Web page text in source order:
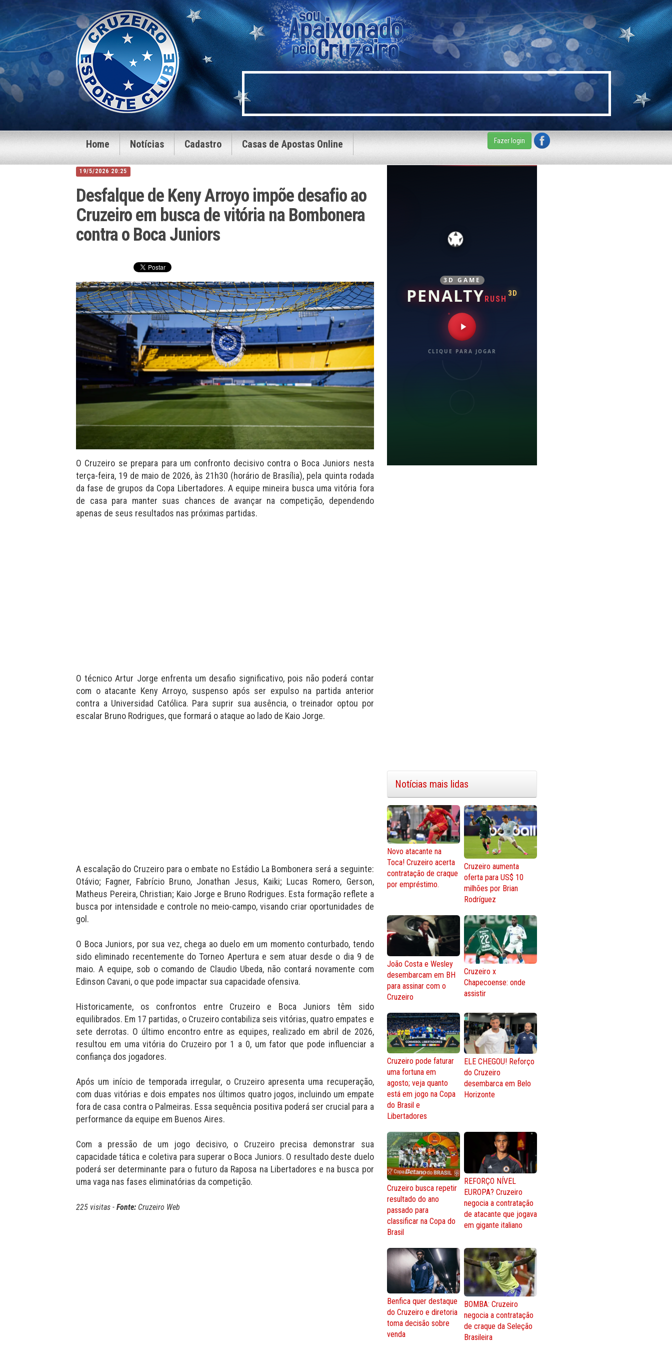
Home Notícias Cadastro Casas de Apostas Online Fazer login
19/5/2026 20:25
Desfalque de Keny Arroyo impõe desafio ao
Cruzeiro em busca de vitória na Bombonera
contra o Boca Juniors
O Cruzeiro se prepara para um confronto decisivo contra o Boca Juniors nesta
terça-feira, 19 de maio de 2026, às 21h30 (horário de Brasília), pela quinta rodada
da fase de grupos da Copa Libertadores. A equipe mineira busca uma vitória fora
de casa para manter suas chances de avançar na competição, dependendo
apenas de seus resultados nas próximas partidas.
O técnico Artur Jorge enfrenta um desafio significativo, pois não poderá contar
com o atacante Keny Arroyo, suspenso após ser expulso na partida anterior
contra a Universidad Católica. Para suprir sua ausência, o treinador optou por
escalar Bruno Rodrigues, que formará o ataque ao lado de Kaio Jorge.
A escalação do Cruzeiro para o embate no Estádio La Bombonera será a seguinte:
Otávio; Fagner, Fabrício Bruno, Jonathan Jesus, Kaiki; Lucas Romero, Gerson,
Matheus Pereira, Christian; Kaio Jorge e Bruno Rodrigues. Esta formação reflete a
busca por intensidade e controle no meio-campo, visando criar oportunidades de
gol.
O Boca Juniors, por sua vez, chega ao duelo em um momento conturbado, tendo
sido eliminado recentemente do Torneo Apertura e sem atuar desde o dia 9 de
maio. A equipe, sob o comando de Claudio Ubeda, não contará novamente com
Edinson Cavani, o que pode impactar sua capacidade ofensiva.
Historicamente, os confrontos entre Cruzeiro e Boca Juniors têm sido
equilibrados. Em 17 partidas, o Cruzeiro contabiliza seis vitórias, quatro empates e
sete derrotas. O último encontro entre as equipes, realizado em abril de 2026,
resultou em uma vitória do Cruzeiro por 1 a 0, um fator que pode influenciar a
confiança dos jogadores.
Após um início de temporada irregular, o Cruzeiro apresenta uma recuperação,
com duas vitórias e dois empates nos últimos quatro jogos, incluindo um empate
fora de casa contra o Palmeiras. Essa sequência positiva poderá ser crucial para a
performance da equipe em Buenos Aires.
Com a pressão de um jogo decisivo, o Cruzeiro precisa demonstrar sua
capacidade tática e coletiva para superar o Boca Juniors. O resultado deste duelo
poderá ser determinante para o futuro da Raposa na Libertadores e na busca por
uma vaga nas fases eliminatórias da competição.
225 visitas - Fonte: Cruzeiro Web
3D GAME
PENALTYRUSH
3D
CLIQUE PARA JOGAR
Notícias mais lidas
Novo atacante na
Toca! Cruzeiro acerta
contratação de craque
por empréstimo.
Cruzeiro aumenta
oferta para US$ 10
milhões por Brian
Rodríguez
João Costa e Wesley
desembarcam em BH
para assinar com o
Cruzeiro
Cruzeiro x
Chapecoense: onde
assistir
Cruzeiro pode faturar
uma fortuna em
agosto; veja quanto
está em jogo na Copa
do Brasil e
Libertadores
ELE CHEGOU! Reforço
do Cruzeiro
desembarca em Belo
Horizonte
Cruzeiro busca repetir
resultado do ano
passado para
classificar na Copa do
Brasil
REFORÇO NÍVEL
EUROPA? Cruzeiro
negocia a contratação
de atacante que jogava
em gigante italiano
Benfica quer destaque
do Cruzeiro e diretoria
toma decisão sobre
venda
BOMBA: Cruzeiro
negocia a contratação
de craque da Seleção
Brasileira